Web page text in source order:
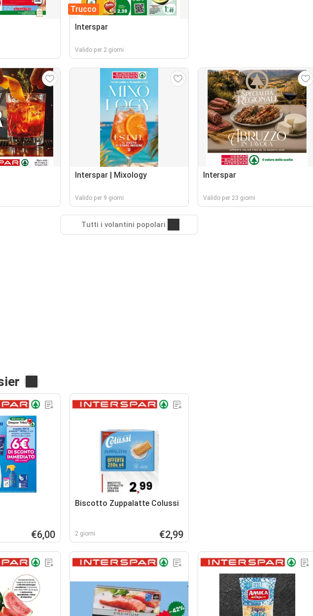
Trucco
Interspar
Valido per 2 giorni
Interspar | Mixology
Valido per 9 giorni
Interspar
Valido per 23 giorni
Tutti i volantini popolari
€6,00
Biscotto Zuppalatte Colussi
2 giorni €2,99